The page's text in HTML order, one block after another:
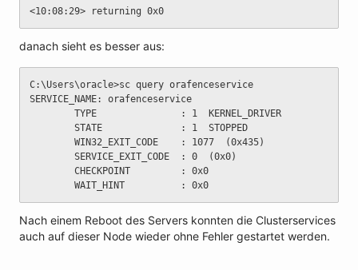
<10:08:29> returning 0x0
danach sieht es besser aus:
C:\Users\oracle>sc query orafenceservice
SERVICE_NAME: orafenceservice
		TYPE               : 1  KERNEL_DRIVER
		STATE              : 1  STOPPED
		WIN32_EXIT_CODE    : 1077  (0x435)
		SERVICE_EXIT_CODE  : 0  (0x0)
		CHECKPOINT         : 0x0
		WAIT_HINT          : 0x0
Nach einem Reboot des Servers konnten die Clusterservices
auch auf dieser Node wieder ohne Fehler gestartet werden.